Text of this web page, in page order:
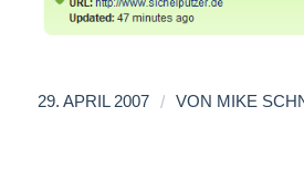
29. APRIL 2007 / VON MIKE